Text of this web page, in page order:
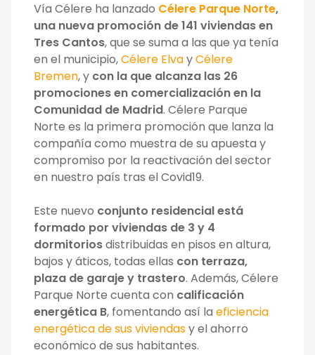
Vía Célere ha lanzado Célere Parque Norte,
una nueva promoción de 141 viviendas en
Tres Cantos, que se suma a las que ya tenía
en el municipio,Célere ElvayCélere
Bremen, y con la que alcanza las 26
promociones en comercialización en la
Comunidad de Madrid. Célere Parque
Norte es la primera promoción que lanza la
compañía como muestra de su apuesta y
compromiso por la reactivación del sector
en nuestro país tras el Covid19.
Este nuevo conjunto residencial está
formado por viviendas de 3 y 4
dormitoriosdistribuidas en pisos en altura,
bajos y áticos, todas ellas con terraza,
plaza de garaje y trastero. Además, Célere
Parque Norte cuenta con calificación
energética B, fomentando así la eficiencia
energética de sus viviendasy el ahorro
económico de sus habitantes.